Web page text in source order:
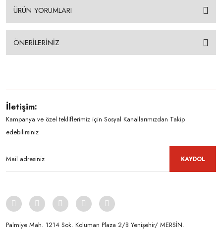
ÜRÜN YORUMLARI
ÖNERİLERİNİZ
İletişim:
Kampanya ve özel tekliflerimiz için Sosyal Kanallarımızdan Takip
edebilirsiniz
KAYDOL
Palmiye Mah. 1214 Sok. Koluman Plaza 2/B Yenişehir/ MERSİN.ㅤㅤㅤㅤㅤㅤㅤㅤㅤㅤㅤㅤㅤㅤㅤㅤㅤㅤㅤㅤㅤㅤㅤㅤㅤㅤㅤㅤㅤㅤㅤㅤㅤㅤㅤ ㅤㅤㅤㅤㅤㅤㅤㅤㅤㅤ